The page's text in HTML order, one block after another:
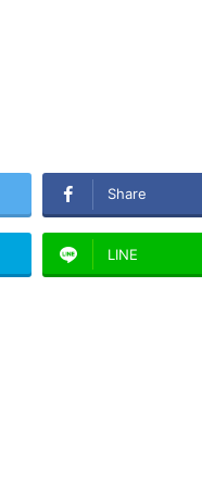
Share
LINE